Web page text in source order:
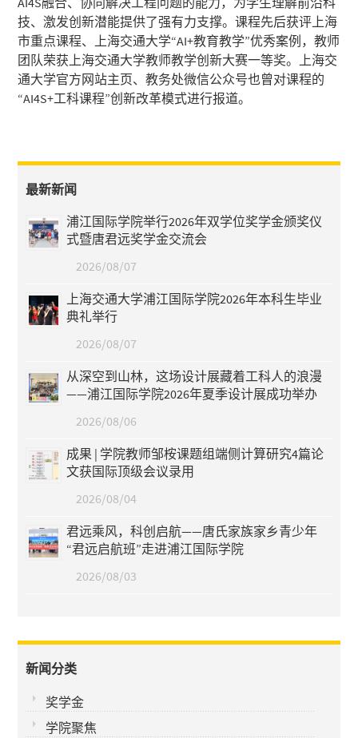
技、激发创新潜能提供了强有力支撑。课程先后获评上海
市重点课程、上海交通大学“AI+教育教学”优秀案例，教师
团队荣获上海交通大学教师教学创新大赛一等奖。上海交
通大学官方网站主页、教务处微信公众号也曾对课程的
“AI4S+工科课程”创新改革模式进行报道。
最新新闻
浦江国际学院举行2026年双学位奖学金颁奖仪
式暨唐君远奖学金交流会
2026/08/07
上海交通大学浦江国际学院2026年本科生毕业
典礼举行
2026/08/07
从深空到山林，这场设计展藏着工科人的浪漫
——浦江国际学院2026年夏季设计展成功举办
2026/08/06
成果 | 学院教师邹桉课题组端侧计算研究4篇论
文获国际顶级会议录用
2026/08/04
君远乘风，科创启航——唐氏家族家乡青少年
“君远启航班”走进浦江国际学院
2026/08/03
新闻分类
奖学金
学院聚焦